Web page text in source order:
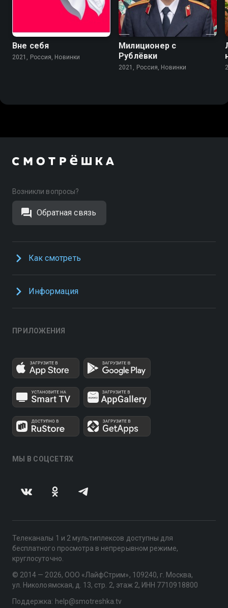
Вне себя
2021, Россия, Новинки
5.5
Милиционер с
Рублёвки
2021, Россия, Новинки
Возникли вопросы?
Обратная связь
Как смотреть
Информация
ПРИЛОЖЕНИЯ
МЫ В СОЦСЕТЯХ
Телеканалы 1 и 2 мультиплексов доступны для
бесплатного просмотра в непрерывном режиме,
круглосуточно.
© 2014 — 2026, ООО «ЛайфСтрим», 109240, г. Москва,
ул. Николоямская, д. 13, стр. 2, этаж 2, ИНН 7710918800
Поддержка: help@smotreshka.tv